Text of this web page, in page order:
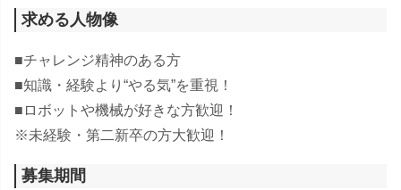
求める人物像
■チャレンジ精神のある方
■知識・経験より“やる気”を重視！
■ロボットや機械が好きな方歓迎！
※未経験・第二新卒の方大歓迎！
募集期間